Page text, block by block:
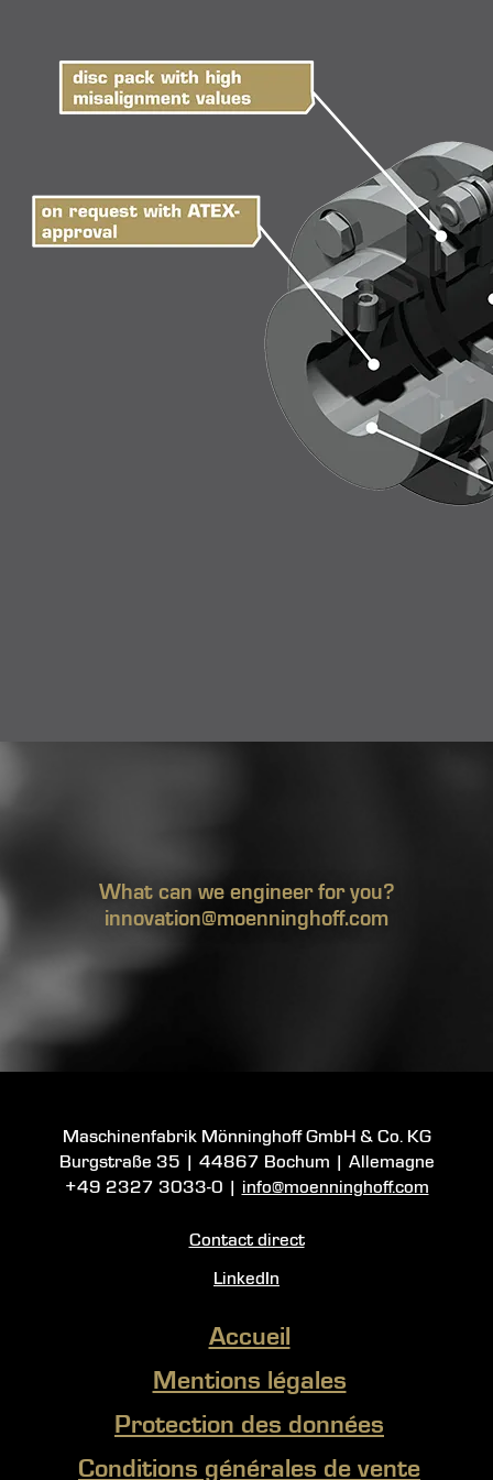
What can we engineer for you?
innovation@moenninghoff.com
Maschinenfabrik Mönninghoff GmbH & Co. KG
Burgstraße 35
44867 Bochum
| Allemagne
+49 2327 3033-0
info@moenninghoff.com
Contact direct
LinkedIn
Accueil
Mentions légales
Protection des données
Conditions générales de vente